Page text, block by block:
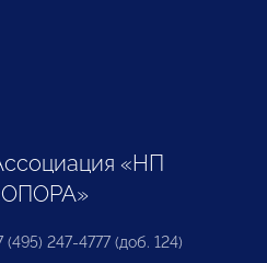
«НП
(495) 247-4777 (доб. 124)